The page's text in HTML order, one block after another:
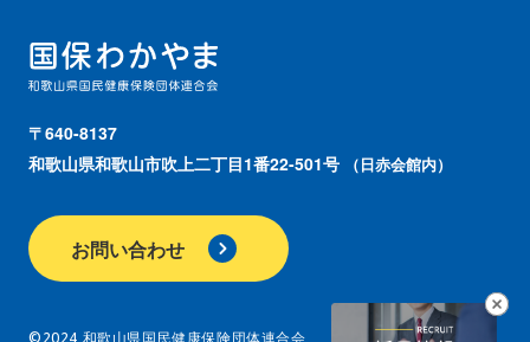
〒640-8137
和歌山県和歌山市吹上二丁目1番22-501号
（日赤会館内）
お問い合わせ